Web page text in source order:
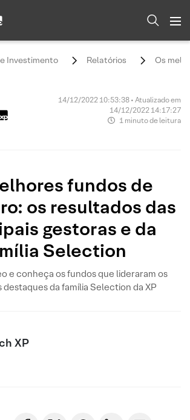
Investimento Relatórios Os
14/12/2022 10:53:38 • Atualizado em
14/12/2022 14:17:27
1 minuto de leitura
fundos de
os resultados das
gestoras e da
Selection
e conheça os fundos que lideraram os
destaques da família Selection da XP
XP